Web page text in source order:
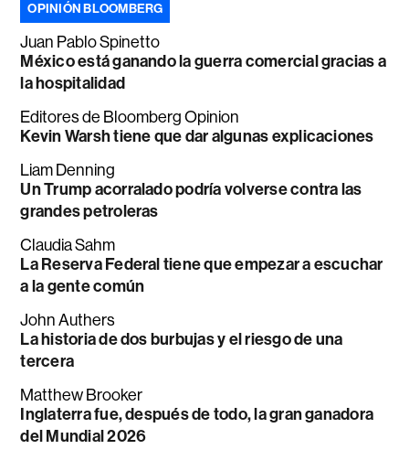
OPINIÓN BLOOMBERG
Juan Pablo Spinetto
México está ganando la guerra comercial gracias a
la hospitalidad
Editores de Bloomberg Opinion
Kevin Warsh tiene que dar algunas explicaciones
Liam Denning
Un Trump acorralado podría volverse contra las
grandes petroleras
Claudia Sahm
La Reserva Federal tiene que empezar a escuchar
a la gente común
John Authers
La historia de dos burbujas y el riesgo de una
tercera
Matthew Brooker
Inglaterra fue, después de todo, la gran ganadora
del Mundial 2026